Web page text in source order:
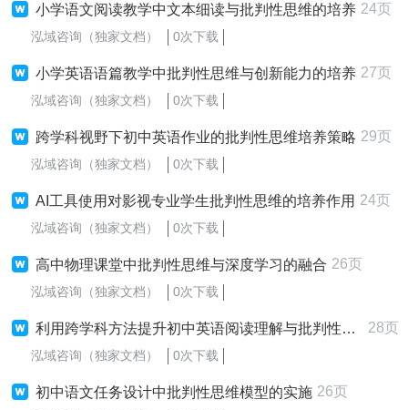
小学语文阅读教学中文本细读与批判性思维的培养 24页
泓域咨询（独家文档） 0次下载
小学英语语篇教学中批判性思维与创新能力的培养 27页
泓域咨询（独家文档） 0次下载
跨学科视野下初中英语作业的批判性思维培养策略 29页
泓域咨询（独家文档） 0次下载
AI工具使用对影视专业学生批判性思维的培养作用 24页
泓域咨询（独家文档） 0次下载
高中物理课堂中批判性思维与深度学习的融合 26页
泓域咨询（独家文档） 0次下载
利用跨学科方法提升初中英语阅读理解与批判性思维 28页
泓域咨询（独家文档） 0次下载
初中语文任务设计中批判性思维模型的实施 26页